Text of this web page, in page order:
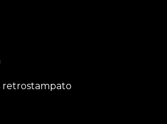
retrostampato